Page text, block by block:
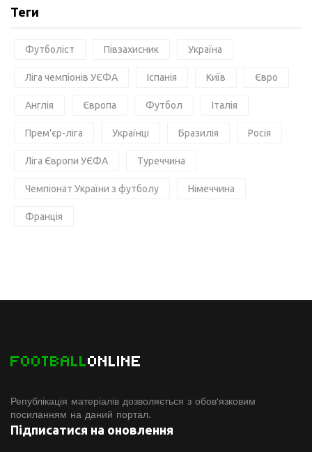
Теги
Футболіст Півзахисник Україна
Ліга чемпіонів УЄФА Іспанія Київ Євро
Англія Європа Футбол Італія
Прем'єр-ліга Українці Бразилія Росія
Ліга Європи УЄФА Туреччина
Чемпіонат України з футболу Німеччина
Франція
FOOTBALLONLINE
Републікація матеріалів дозволяється з обов'язковим
посиланням на даний портал.
Підписатися на оновлення